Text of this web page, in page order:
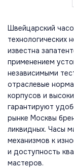
Швейцарский
технологических
известна
применением
независимыми
отраслевые
корпусов и
гарантируют
рынке Москвы
ликвидных. Часы
механизмов к
и доступность
мастеров.